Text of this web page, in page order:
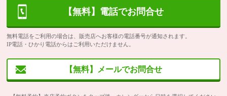
【無料】電話でお問合せ
無料電話をご利用の場合は、販売店へお客様の電話番号が通知されます。
IP電話・ひかり電話からはご利用いただけません。
【無料】メールでお問合せ